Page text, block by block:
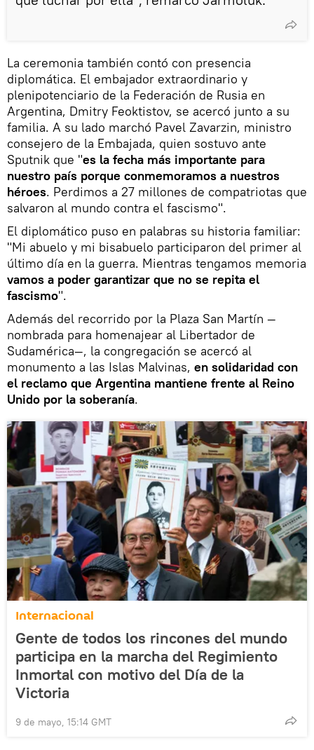
La ceremonia también contó con presencia
diplomática. El embajador extraordinario y
plenipotenciario de la Federación de Rusia en
Argentina, Dmitry Feoktistov, se acercó junto a su
familia. A su lado marchó Pavel Zavarzin, ministro
consejero de la Embajada, quien sostuvo ante
Sputnik que "es la fecha más importante para
nuestro país porque conmemoramos a nuestros
héroes. Perdimos a 27 millones de compatriotas que
salvaron al mundo contra el fascismo".
El diplomático puso en palabras su historia familiar:
"Mi abuelo y mi bisabuelo participaron del primer al
último día en la guerra. Mientras tengamos memoria
vamos a poder garantizar que no se repita el
fascismo".
Además del recorrido por la Plaza San Martín —
nombrada para homenajear al Libertador de
Sudamérica—, la congregación se acercó al
monumento a las Islas Malvinas, en solidaridad con
el reclamo que Argentina mantiene frente al Reino
Unido por la soberanía.
Internacional
Gente de todos los rincones del mundo
participa en la marcha del Regimiento
Inmortal con motivo del Día de la
Victoria
9 de mayo, 15:14 GMT